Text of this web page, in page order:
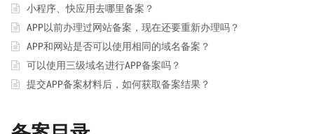
小程序、快应用去哪里备案？
APP以前办理过网站备案，现在还要重新办理吗？
APP和网站是否可以使用相同的域名备案？
可以使用三级域名进行APP备案吗？
提交APP备案材料后，如何获取备案结果？